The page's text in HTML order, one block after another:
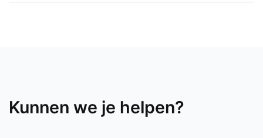
Kunnen we je helpen?